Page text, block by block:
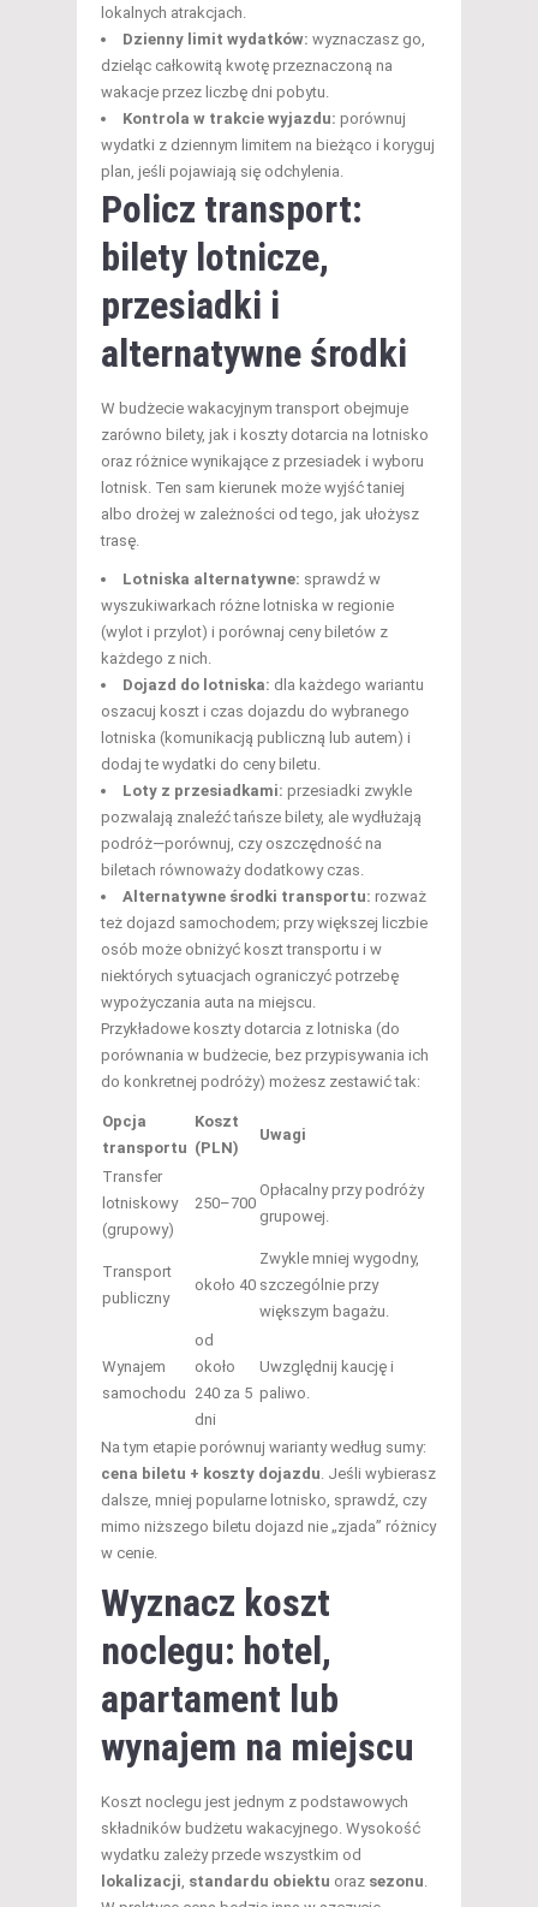
lokalnych atrakcjach.
Dzienny limit wydatków: wyznaczasz go,
dzieląc całkowitą kwotę przeznaczoną na
wakacje przez liczbę dni pobytu.
Kontrola w trakcie wyjazdu: porównuj
wydatki z dziennym limitem na bieżąco i koryguj
plan, jeśli pojawiają się odchylenia.
Policz transport:
bilety lotnicze,
przesiadki i
alternatywne środki
W budżecie wakacyjnym transport obejmuje
zarówno bilety, jak i koszty dotarcia na lotnisko
oraz różnice wynikające z przesiadek i wyboru
lotnisk. Ten sam kierunek może wyjść taniej
albo drożej w zależności od tego, jak ułożysz
trasę.
Lotniska alternatywne: sprawdź w
wyszukiwarkach różne lotniska w regionie
(wylot i przylot) i porównaj ceny biletów z
każdego z nich.
Dojazd do lotniska: dla każdego wariantu
oszacuj koszt i czas dojazdu do wybranego
lotniska (komunikacją publiczną lub autem) i
dodaj te wydatki do ceny biletu.
Loty z przesiadkami: przesiadki zwykle
pozwalają znaleźć tańsze bilety, ale wydłużają
podróż—porównuj, czy oszczędność na
biletach równoważy dodatkowy czas.
Alternatywne środki transportu: rozważ
też dojazd samochodem; przy większej liczbie
osób może obniżyć koszt transportu i w
niektórych sytuacjach ograniczyć potrzebę
wypożyczania auta na miejscu.
Przykładowe koszty dotarcia z lotniska (do
porównania w budżecie, bez przypisywania ich
do konkretnej podróży) możesz zestawić tak:
Opcja
transportu
Koszt
(PLN)
Uwagi
Transfer
lotniskowy
(grupowy)
250–700
Opłacalny przy podróży
grupowej.
Transport
publiczny
około 40
Zwykle mniej wygodny,
szczególnie przy
większym bagażu.
Wynajem
samochodu
od
około
240 za 5
dni
Uwzględnij kaucję i
paliwo.
Na tym etapie porównuj warianty według sumy:
cena biletu + koszty dojazdu . Jeśli wybierasz
dalsze, mniej popularne lotnisko, sprawdź, czy
mimo niższego biletu dojazd nie „zjada” różnicy
w cenie.
Wyznacz koszt
noclegu: hotel,
apartament lub
wynajem na miejscu
Koszt noclegu jest jednym z podstawowych
składników budżetu wakacyjnego. Wysokość
wydatku zależy przede wszystkim od
lokalizacji standardu obiektu oraz sezonu